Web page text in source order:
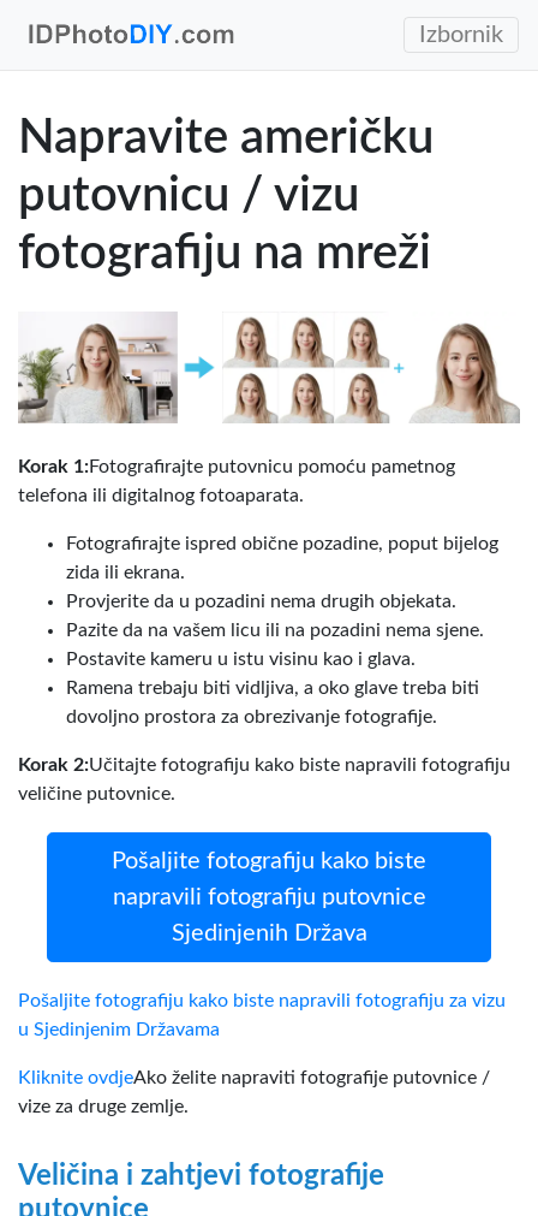
Izbornik
Napravite američku
putovnicu / vizu
fotografiju na mreži
Korak 1:Fotografirajte putovnicu pomoću pametnog
telefona ili digitalnog fotoaparata.
Fotografirajte ispred obične pozadine, poput bijelog
zida ili ekrana.
Provjerite da u pozadini nema drugih objekata.
Pazite da na vašem licu ili na pozadini nema sjene.
Postavite kameru u istu visinu kao i glava.
Ramena trebaju biti vidljiva, a oko glave treba biti
dovoljno prostora za obrezivanje fotografije.
Korak 2:Učitajte fotografiju kako biste napravili fotografiju
veličine putovnice.
Pošaljite fotografiju kako biste
napravili fotografiju putovnice
Sjedinjenih Država
Pošaljite fotografiju kako biste napravili fotografiju za vizu
u Sjedinjenim Državama
Kliknite ovdjeAko želite napraviti fotografije putovnice /
vize za druge zemlje.
Veličina i zahtjevi fotografije
putovnice